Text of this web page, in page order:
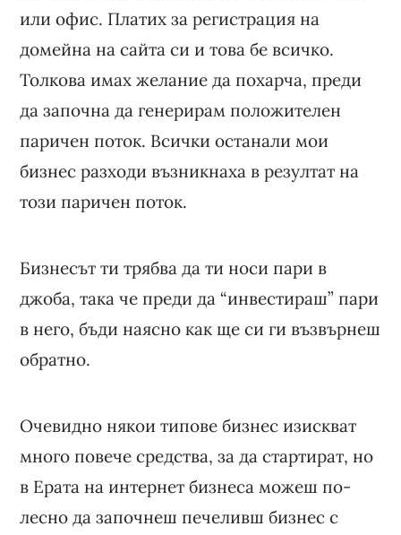
или офис. Платих за регистрация на
домейна на сайта си и това бе всичко.
Толкова имах желание да похарча, преди
да започна да генерирам положителен
паричен поток. Всички останали мои
бизнес разходи възникнаха в резултат на
този паричен поток.
Бизнесът ти трябва да ти носи пари в
джоба, така че преди да “инвестираш” пари
в него, бъди наясно как ще си ги възвърнеш
обратно.
Очевидно някои типове бизнес изискват
много повече средства, за да стартират, но
в Ерата на интернет бизнеса можеш по-
лесно да започнеш печеливш бизнес с